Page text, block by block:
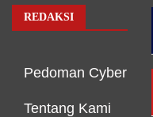
REDAKSI
Pedoman Cyber
Tentang Kami